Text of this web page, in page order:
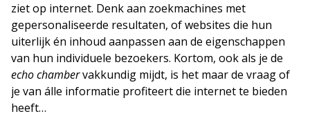
ziet op internet. Denk aan zoekmachines met
gepersonaliseerde resultaten, of websites die hun
uiterlijk én inhoud aanpassen aan de eigenschappen
van hun individuele bezoekers. Kortom, ook als je de
echo chambervakkundig mijdt, is het maar de vraag of
je van álle informatie profiteert die internet te bieden
heeft…